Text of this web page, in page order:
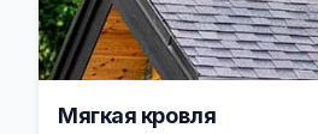
Мягкая кровля